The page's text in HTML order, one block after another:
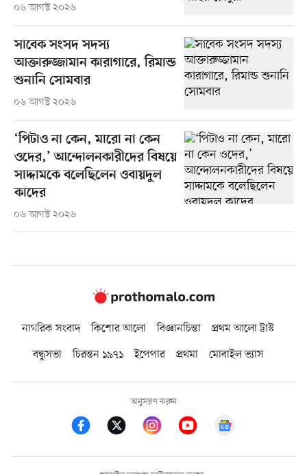
০৬ আগস্ট ২০২৬
সাবেক সংসদ সদস্য
আক্তারুজ্জামান কারাগারে, রিমান্ড
শুনানি সোমবার
০৬ আগস্ট ২০২৬
‘পিটাও না কেন, মারো না কেন
ওদের,’ আন্দোলনকারীদের বিষয়ে
সাদ্দামকে বলেছিলেন ওবায়দুল
কাদের
০৬ আগস্ট ২০২৬
নাগরিক সংবাদ কিশোর আলো বিজ্ঞানচিন্তা
প্রথম আলো ট্রাস্ট
বন্ধুসভা
চিরন্তন ১৯৭১ ইপেপার প্রথমা মোবাইল ভ্যাস
অনুসরণ করুন